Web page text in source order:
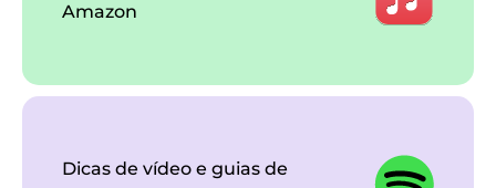
Amazon
Dicas de vídeo e guias de